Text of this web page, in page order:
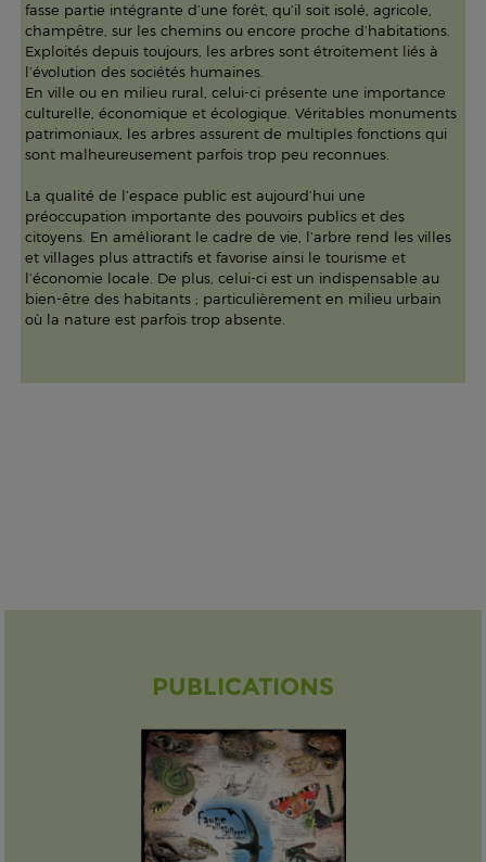
fasse partie intégrante d’une forêt, qu’il soit isolé, agricole,
champêtre, sur les chemins ou encore proche d’habitations.
Exploités depuis toujours, les arbres sont étroitement liés à
l’évolution des sociétés humaines.
En ville ou en milieu rural, celui-ci présente une importance
culturelle, économique et écologique. Véritables monuments
patrimoniaux, les arbres assurent de multiples fonctions qui
sont malheureusement parfois trop peu reconnues.
La qualité de l’espace public est aujourd’hui une
préoccupation importante des pouvoirs publics et des
citoyens. En améliorant le cadre de vie, l’arbre rend les villes
et villages plus attractifs et favorise ainsi le tourisme et
l’économie locale. De plus, celui-ci est un indispensable au
bien-être des habitants ; particulièrement en milieu urbain
où la nature est parfois trop absente.
PUBLICATIONS